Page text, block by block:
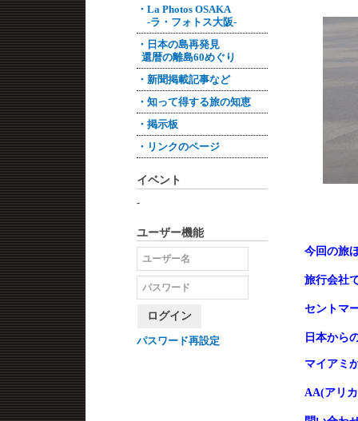
今回の旅
旅行会社
セントマ
日本から
マイアミ
AA(アリ
・La Photos OSAKA
-ラ・フォトス大阪-
・日本の島再発見
還暦の離島60めぐり
・新聞掲載記事など
・知って得する旅の知恵
・掲示板
・リンクのページ
イベント
-
ユーザー機能
ログイン
パスワード再設定